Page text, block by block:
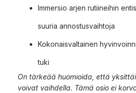
Immersio arjen rutiineihin
suuria annostusvaihtoja
Kokonaisvaltainen
tuki
On tärkeää huomioida, että
voivat vaihdella. Tämä osio ei